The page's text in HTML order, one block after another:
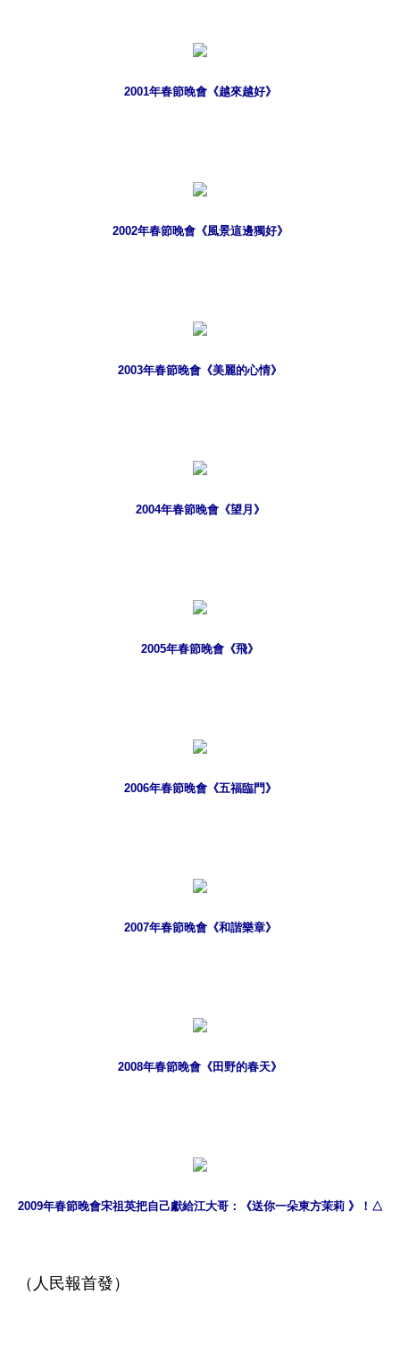
2001年春節晚會《越來越好》
2002年春節晚會《風景這邊獨好》
2003年春節晚會《美麗的心情》
2004年春節晚會《望月》
2005年春節晚會《飛》
2006年春節晚會《五福臨門》
2007年春節晚會《和諧樂章》
2008年春節晚會《田野的春天》
2009年春節晚會宋祖英把自己獻給江大哥：《送你一朵東方茉莉 》！△